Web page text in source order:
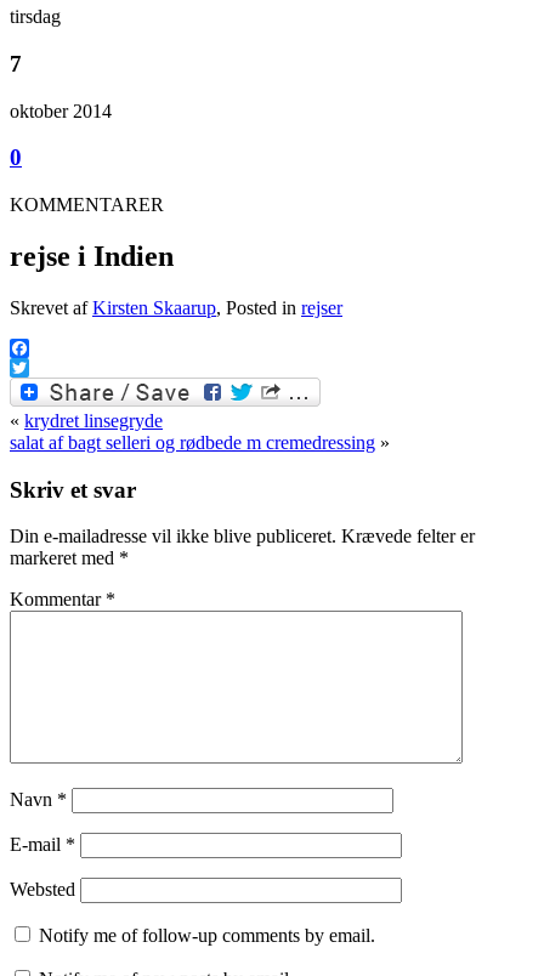
tirsdag
7
oktober 2014
0
KOMMENTARER
rejse i Indien
Skrevet afKirsten Skaarup, Posted in rejser
Facebook
Twitter
« krydret linsegryde
salat af bagt selleri og rødbede m cremedressing »
Skriv et svar
Din e-mailadresse vil ikke blive publiceret. Krævede felter er
markeret med *
Kommentar *
Navn *
E-mail *
Websted
Notify me of follow-up comments by email.